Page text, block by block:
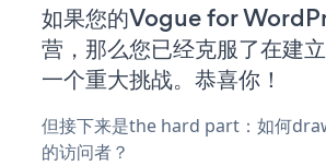
如果您的Vogue for
营，那么您已经克服了在建
一个重大挑战。恭喜你！
但接下来是the hard part：如何
的访问者？